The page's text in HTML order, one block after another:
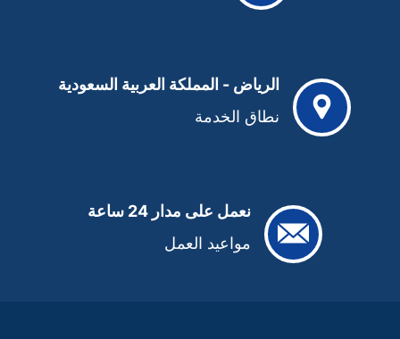
الرياض - المملكة العربية السعودية
نطاق الخدمة
نعمل على مدار 24 ساعة
مواعيد العمل